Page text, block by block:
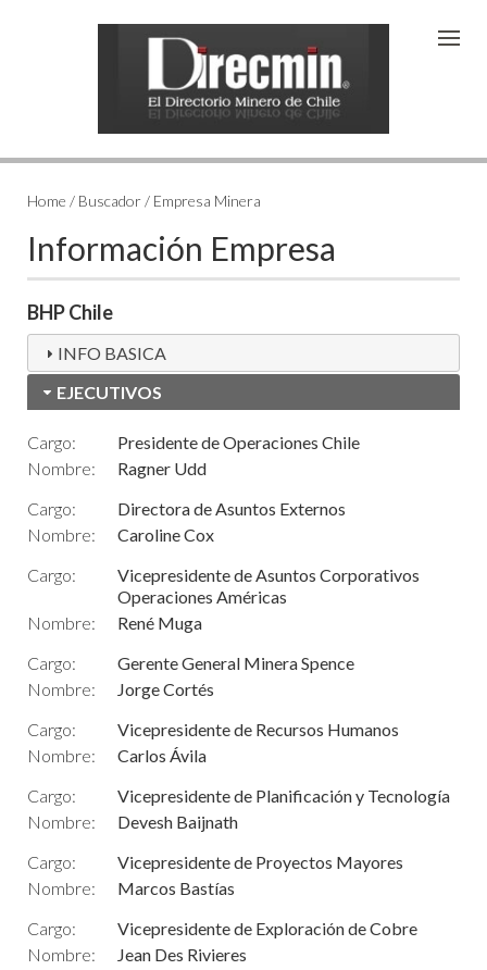
Home / Buscador / Empresa Minera
Información Empresa
BHP Chile
INFO BASICA
EJECUTIVOS
Cargo:
Presidente de Operaciones Chile
Nombre:
Ragner Udd
Cargo:
Directora de Asuntos Externos
Nombre:
Caroline Cox
Cargo:
Vicepresidente de Asuntos Corporativos
Operaciones Américas
Nombre:
René Muga
Cargo:
Gerente General Minera Spence
Nombre:
Jorge Cortés
Cargo:
Vicepresidente de Recursos Humanos
Nombre:
Carlos Ávila
Cargo:
Vicepresidente de Planificación y Tecnología
Nombre:
Devesh Baijnath
Cargo:
Vicepresidente de Proyectos Mayores
Nombre:
Marcos Bastías
Cargo:
Vicepresidente de Exploración de Cobre
Nombre:
Jean Des Rivieres